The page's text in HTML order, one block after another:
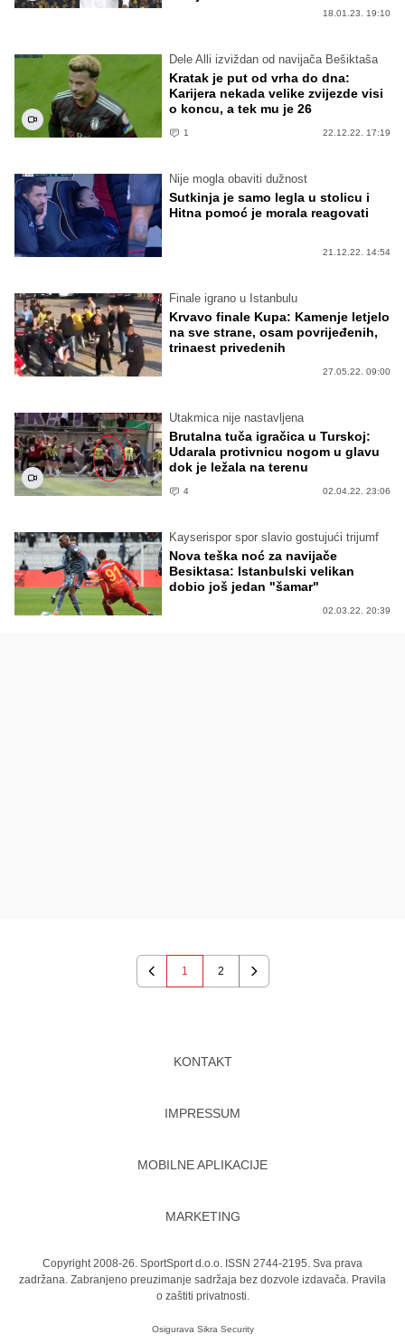
18.01.23. 19:10
Dele Alli izviždan od navijača Bešiktaša
Kratak je put od vrha do dna:
Karijera nekada velike zvijezde visi
o koncu, a tek mu je 26
1 22.12.22. 17:19
Nije mogla obaviti dužnost
Sutkinja je samo legla u stolicu i
Hitna pomoć je morala reagovati
21.12.22. 14:54
Finale igrano u Istanbulu
Krvavo finale Kupa: Kamenje letjelo
na sve strane, osam povrijeđenih,
trinaest privedenih
27.05.22. 09:00
Utakmica nije nastavljena
Brutalna tuča igračica u Turskoj:
Udarala protivnicu nogom u glavu
dok je ležala na terenu
4 02.04.22. 23:06
Kayserispor spor slavio gostujući trijumf
Nova teška noć za navijače
Besiktasa: Istanbulski velikan
dobio još jedan "šamar"
02.03.22. 20:39
Previous
1 2
Next
KONTAKT
IMPRESSUM
MOBILNE APLIKACIJE
MARKETING
Copyright 2008-26. SportSport d.o.o. ISSN 2744-2195. Sva prava
zadržana. Zabranjeno preuzimanje sadržaja bez dozvole izdavača. Pravila
o zaštiti privatnosti.
Osigurava Sikra Security